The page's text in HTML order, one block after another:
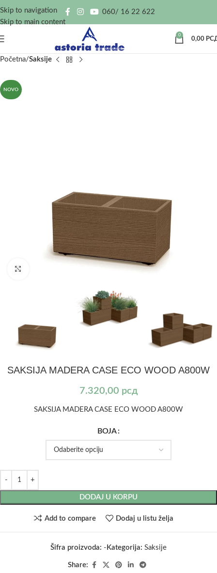
Skip to navigation
Skip to main content
060/ 16 22 622
0
0,00
Početna Saksije
NOVO
SAKSIJA MADERA CASE ECO WOOD A800W
7.320,00 рсд
SAKSIJA MADERA CASE ECO WOOD A800W
BOJA
DODAJ U KORPU
Add to compare Dodaj u listu želja
Šifra proizvoda: - Kategorija: Saksije
Share: